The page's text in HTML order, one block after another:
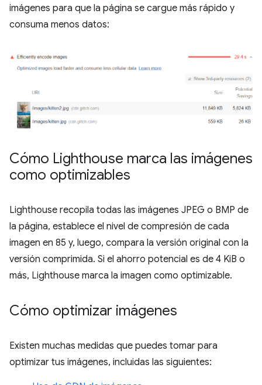
imágenes para que la página se cargue más rápido y
consuma menos datos:
Cómo Lighthouse marca las imágenes
como optimizables
Lighthouse recopila todas las imágenes JPEG o BMP de
la página, establece el nivel de compresión de cada
imagen en 85 y, luego, compara la versión original con la
versión comprimida. Si el ahorro potencial es de 4 KiB o
más, Lighthouse marca la imagen como optimizable.
Cómo optimizar imágenes
Existen muchas medidas que puedes tomar para
optimizar tus imágenes, incluidas las siguientes: